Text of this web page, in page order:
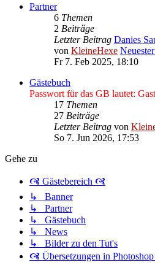
Partner
6 Themen
2 Beiträge
Letzter Beitrag Danies
von KleineHexe
Fr 7. Feb 2025, 18:10
Gästebuch
Passwort für das GB lautet: Gast
17 Themen
27 Beiträge
Letzter Beitrag von
So 7. Jun 2026, 17:53
Gehe zu
🙧 Gästebereich 🙧
↳ Banner
↳ Partner
↳ Gästebuch
↳ News
↳ Bilder zu den Tut's
🙧 Übersetzungen in